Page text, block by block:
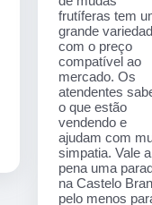
frutíferas tem
grande
com o preço
compatível ao
mercado. Os
atendentes
o que estão
vendendo e
ajudam com
simpatia. Vale a
pena uma
na Castelo
pelo menos